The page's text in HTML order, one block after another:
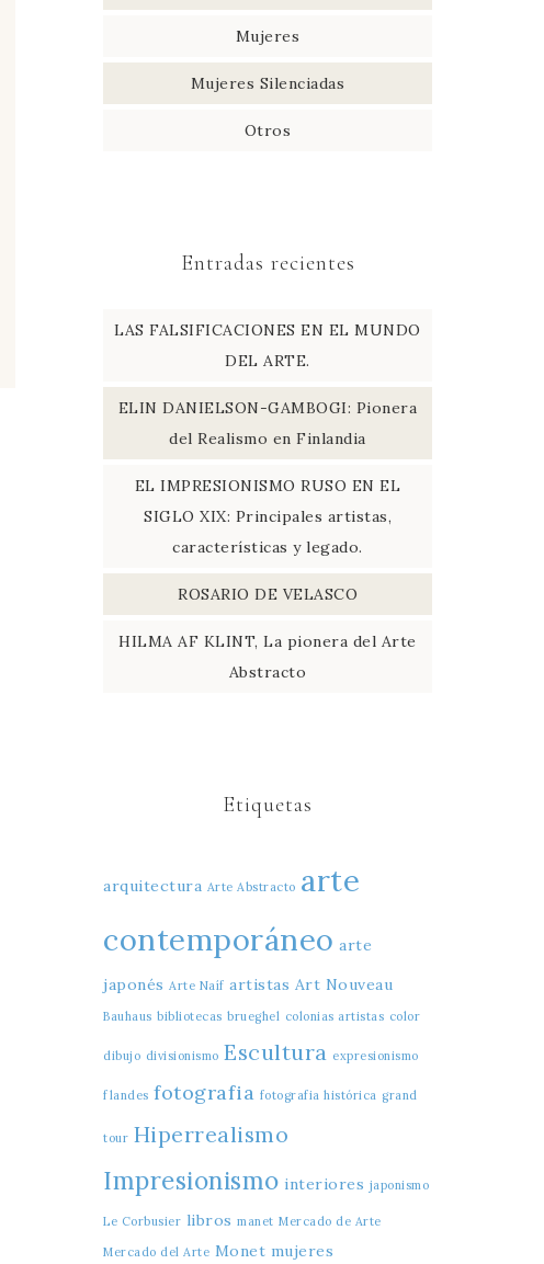
Mujeres
Mujeres Silenciadas
Otros
Entradas recientes
LAS FALSIFICACIONES EN EL MUNDO
DEL ARTE.
ELIN DANIELSON-GAMBOGI: Pionera
del Realismo en Finlandia
EL IMPRESIONISMO RUSO EN EL
SIGLO XIX: Principales artistas,
características y legado.
ROSARIO DE VELASCO
HILMA AF KLINT, La pionera del Arte
Abstracto
Etiquetas
arquitectura Arte Abstracto arte
contemporáneo arte
japonés Arte Naíf artistas Art Nouveau
Bauhaus bibliotecas brueghel colonias artistas color
dibujo divisionismo Escultura expresionismo
flandes fotografia fotografia histórica grand
tour Hiperrealismo
Impresionismo interiores japonismo
Le Corbusier libros manet Mercado de Arte
Mercado del Arte Monet mujeres